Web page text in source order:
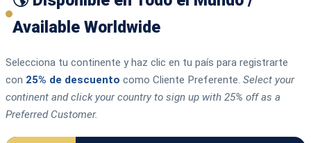
Available Worldwide
Selecciona tu continente y haz clic en tu país para registrarte
con 25% de descuento como Cliente Preferente. Select your
continent and click your country to sign up with 25% off as a
Preferred Customer.